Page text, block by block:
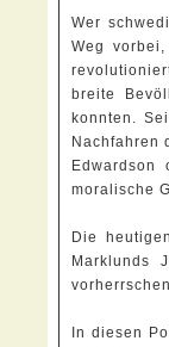
Wer
Weg
breite
konnten.
Nachfahren
moralische
Die
Marklunds
In diesen